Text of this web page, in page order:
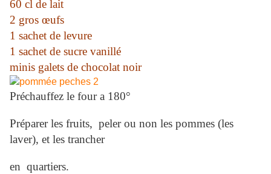
60 cl de lait
2 gros œufs
1 sachet de levure
1 sachet de sucre vanillé
minis galets de chocolat noir
Préchauffez le four a 180°
Préparer les fruits, peler ou non les pommes (les
laver), et les trancher
en quartiers.